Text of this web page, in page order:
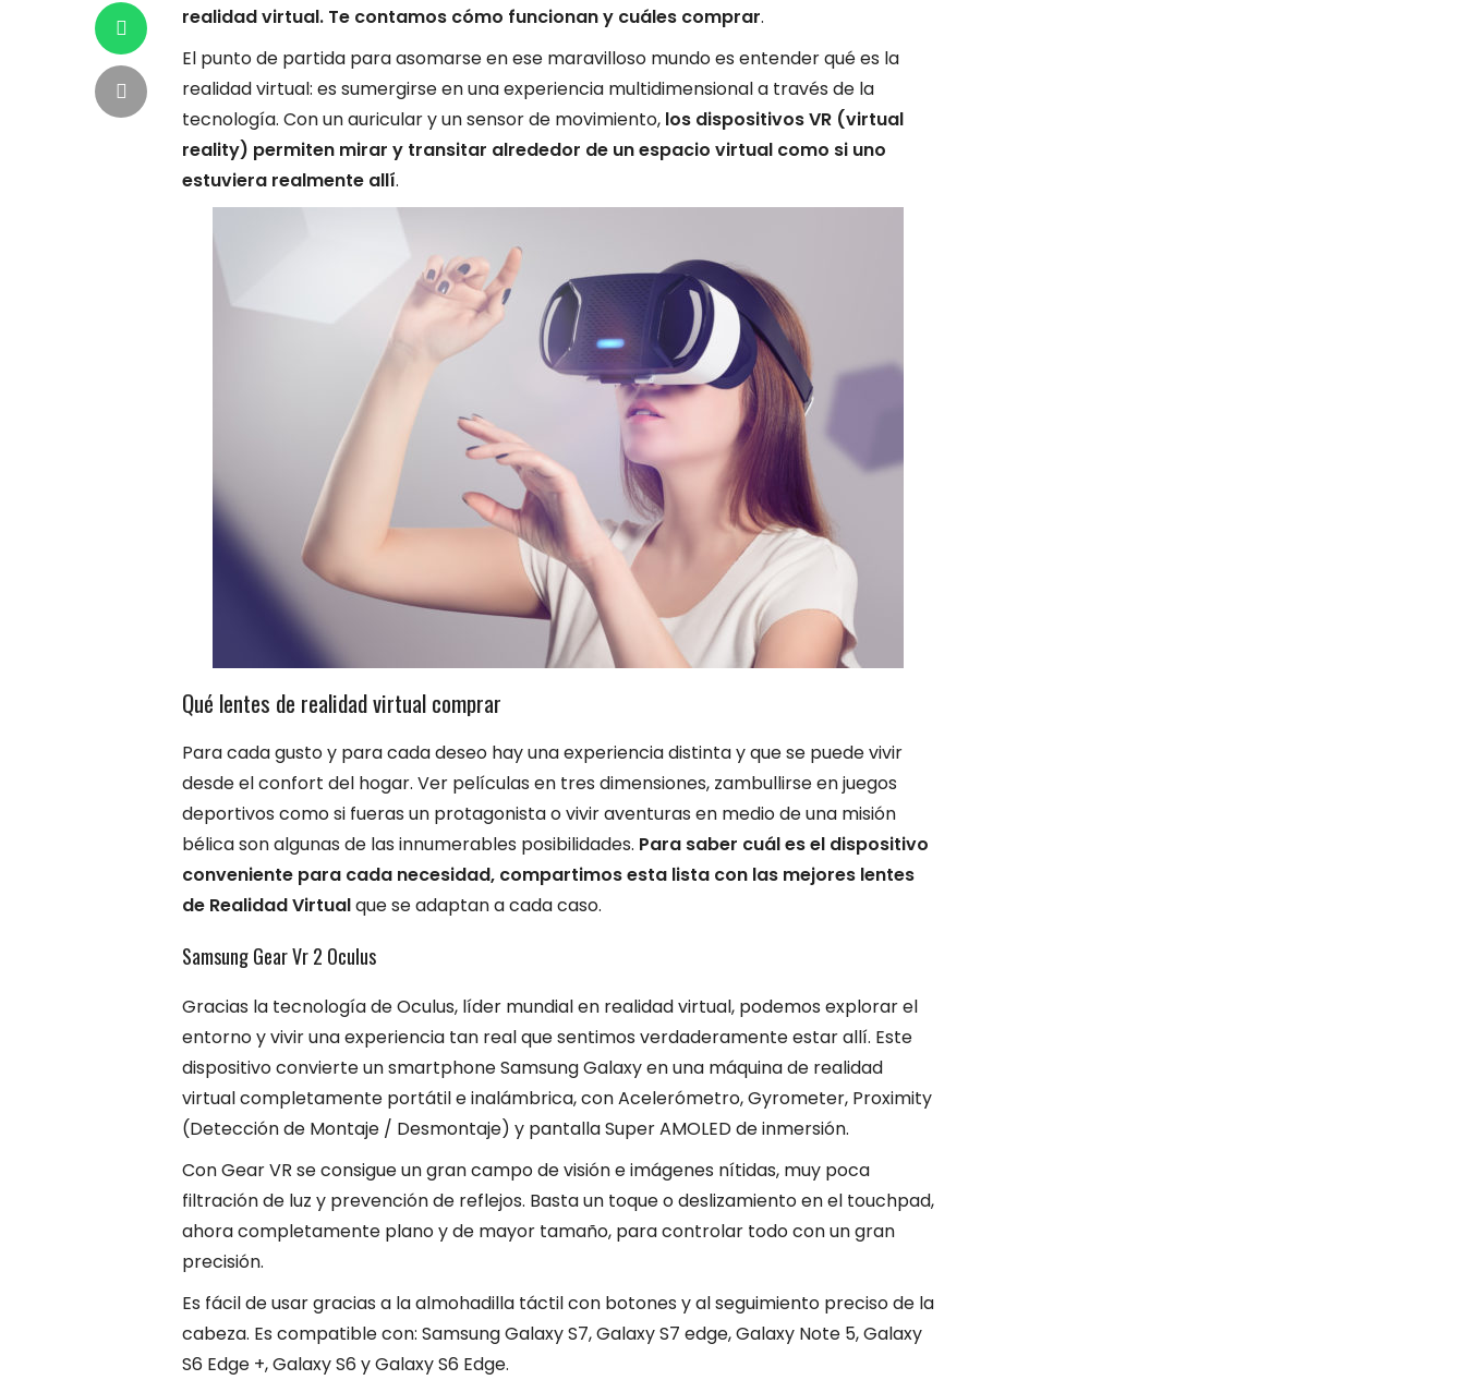
realidad virtual. Te contamos cómo funcionan y cuáles comprar.
El punto de partida para asomarse en ese maravilloso mundo es entender qué es la
realidad virtual: es sumergirse en una experiencia multidimensional a través de la
tecnología. Con un auricular y un sensor de movimiento, los dispositivos VR (virtual
reality) permiten mirar y transitar alrededor de un espacio virtual como si uno
estuviera realmente allí.
Qué lentes de realidad virtual comprar
Para cada gusto y para cada deseo hay una experiencia distinta y que se puede vivir
desde el confort del hogar. Ver películas en tres dimensiones, zambullirse en juegos
deportivos como si fueras un protagonista o vivir aventuras en medio de una misión
bélica son algunas de las innumerables posibilidades. Para saber cuál es el dispositivo
conveniente para cada necesidad, compartimos esta lista con las mejores lentes
de Realidad Virtualque se adaptan a cada caso.
Samsung Gear Vr 2 Oculus
Gracias la tecnología de Oculus, líder mundial en realidad virtual, podemos explorar el
entorno y vivir una experiencia tan real que sentimos verdaderamente estar allí. Este
dispositivo convierte un smartphone Samsung Galaxy en una máquina de realidad
virtual completamente portátil e inalámbrica, con Acelerómetro, Gyrometer, Proximity
(Detección de Montaje / Desmontaje) y pantalla Super AMOLED de inmersión.
Con Gear VR se consigue un gran campo de visión e imágenes nítidas, muy poca
filtración de luz y prevención de reflejos. Basta un toque o deslizamiento en el touchpad,
ahora completamente plano y de mayor tamaño, para controlar todo con un gran
precisión.
Es fácil de usar gracias a la almohadilla táctil con botones y al seguimiento preciso de la
cabeza. Es compatible con: Samsung Galaxy S7, Galaxy S7 edge, Galaxy Note 5, Galaxy
S6 Edge +, Galaxy S6 y Galaxy S6 Edge.